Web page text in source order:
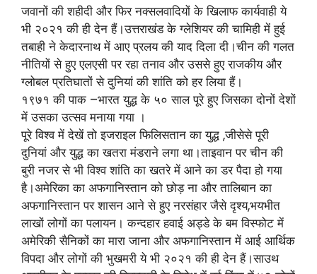
जवानों की शहीदी और फिर नक्सलवादियों के खिलाफ कार्यवाही ये
भी २०२१ की ही देन हैं।उत्तराखंड के ग्लेशियर की चामिही में हुई
तबाही ने केदारनाथ में आए प्रलय की याद दिला दी।चीन की गलत
नीतियों से हुए एलएसी पर रहा तनाव और उससे हुए राजकीय और
ग्लोबल प्रतिघातों से दुनियां की शांति को हर लिया हैं।
१९७१ की पाक –भारत युद्ध के ५० साल पूरे हुए जिसका दोनों देशों
में उसका उत्सव मनाया गया ।
पूरे विश्व में देखें तो इजराइल फिलिसतान का युद्ध ,जीसेसे पूरी
दुनियां और युद्ध का खतरा मंडराने लगा था।ताइवान पर चीन की
बुरी नजर से भी विश्व शांति का खतरे में आने का डर पैदा हो गया
है।अमेरिका का अफगानिस्तान को छोड़ ना और तालिबान का
अफगानिस्तान पर शासन आने से हुए नरसंहार जैसे दृश्य,भयभीत
लाखों लोगों का पलायन। कन्दहार हवाई अड्डे के बम विस्फोट में
अमेरिकी सैनिकों का मारा जाना और अफगानिस्तान में आई आर्थिक
विपदा और लोगों की भुखमरी ये भी २०२१ की ही देन हैं।साउथ